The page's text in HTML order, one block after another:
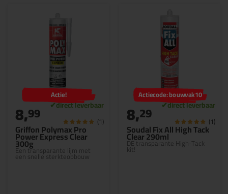
Griffon Polymax Pro
Power Express Clear
300g
Een transparante lijm met
een snelle sterkteopbouw
Actie!
8,99 (1)
Soudal Fix All High Tack
Clear 290ml
DE transparante High-Tack
kit!
Actiecode: bouwvak10
8,29 (1)